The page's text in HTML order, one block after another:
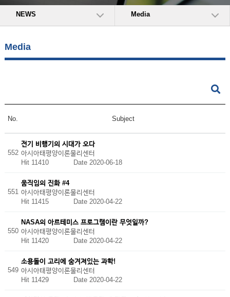
NEWS Media
Media
No. Subject
552
전기 비행기의 시대가 오다
아시아태평양이론물리센터
Hit 11410 Date 2020-06-18
551
움직임의 진화 #4
아시아태평양이론물리센터
Hit 11415 Date 2020-04-22
550
NASA의 아르테미스 프로그램이란 무엇일까?
아시아태평양이론물리센터
Hit 11420 Date 2020-04-22
549
소용돌이 고리에 숨겨져있는 과학!
아시아태평양이론물리센터
Hit 11429 Date 2020-04-22